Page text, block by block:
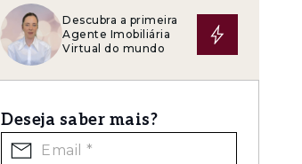
Descubra a primeira
Agente Imobiliária
Virtual do mundo
Deseja saber mais?